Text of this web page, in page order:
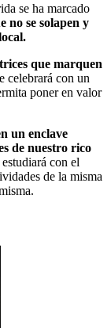
se ha marcado
no se solapen y
que marquen
celebrará con un
poner en valor
un enclave
de nuestro rico
con el
de la misma